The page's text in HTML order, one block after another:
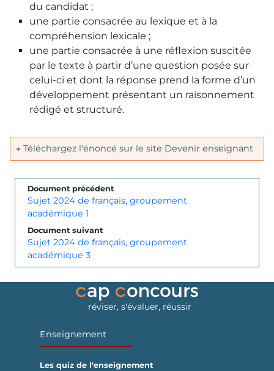
du candidat ;
une partie consacrée au lexique et à la
compréhension lexicale ;
une partie consacrée à une réflexion suscitée
par le texte à partir d’une question posée sur
celui-ci et dont la réponse prend la forme d’un
développement présentant un raisonnement
rédigé et structuré.
→ Téléchargez l'énoncé sur le site Devenir enseignant
Document précédent
Sujet 2024 de français, groupement
académique 1
Document suivant
Sujet 2024 de français, groupement
académique 3
réviser, s'évaluer, réussir
Enseignement
Les quiz de l'enseignement